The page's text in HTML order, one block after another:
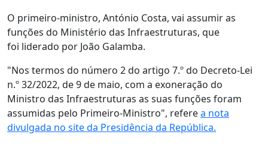
O primeiro-ministro, António Costa, vai assumir as
funções do Ministério das Infraestruturas, que
foi liderado por João Galamba.
"Nos termos do número 2 do artigo 7.º do Decreto-Lei
n.º 32/2022, de 9 de maio, com a exoneração do
Ministro das Infraestruturas as suas funções foram
assumidas pelo Primeiro-Ministro", referea nota
divulgada no site da Presidência da República.